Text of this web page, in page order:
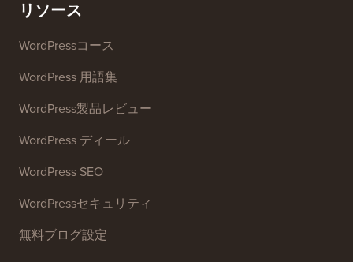
リソース
WordPressコース
WordPress 用語集
WordPress製品レビュー
WordPress ディール
WordPress SEO
WordPressセキュリティ
無料ブログ設定